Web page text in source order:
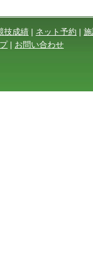
技成績 | ネット予約 |
| お問い合わせ